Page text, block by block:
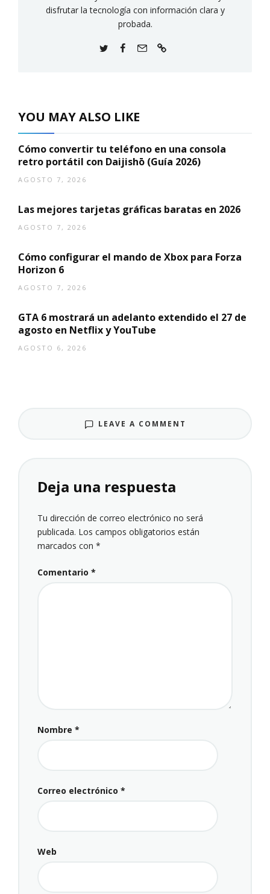
disfrutar la tecnología con información clara y
probada.
YOU MAY ALSO LIKE
Cómo convertir tu teléfono en una consola
retro portátil con Daijishō (Guía 2026)
AGOSTO 7, 2026
Las mejores tarjetas gráficas baratas en 2026
AGOSTO 7, 2026
Cómo configurar el mando de Xbox para Forza
Horizon 6
AGOSTO 7, 2026
GTA 6 mostrará un adelanto extendido el 27 de
agosto en Netflix y YouTube
AGOSTO 6, 2026
LEAVE A COMMENT
Deja una respuesta
Tu dirección de correo electrónico no será
publicada. Los campos obligatorios están
marcados con *
Comentario *
Nombre *
Correo electrónico *
Web